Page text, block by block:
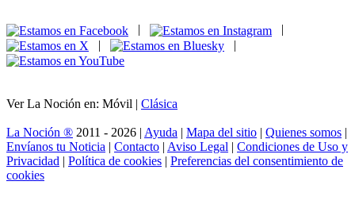
|
|
Ver La Noción en: Móvil | Clásica
La Noción ® 2011 - 2026 | Ayuda | Mapa del sitio | Quienes somos |
Envíanos tu Noticia | Contacto | Aviso Legal | Condiciones de Uso y
Privacidad | Política de cookies | Preferencias del consentimiento de
cookies